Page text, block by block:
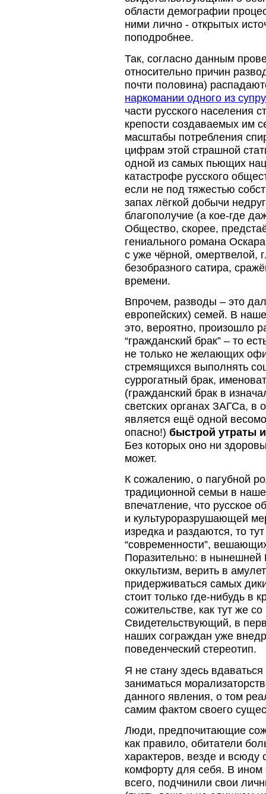
области демографии
ними лично - открытых
поподробнее.
Так, согласно данным
относительно причин
почти половина)
наркомании одного из
части русского населения
крепости создаваемых им
масштабы потребления
цифрам этой страшной
одной из самых пьющих
катастрофе русского
если не под тяжестью
запах лёгкой добычи
благополучие (а кое-где
Общество, скорее,
гениального романа
с уже чёрной, омертвелой,
безобразного сатира,
времени.
Впрочем, разводы – это
европейских) семей. В
это, вероятно, произошло
“гражданский брак” – то
не только не желающих
стремящихся выполнять
суррогатный брак,
(гражданский брак в
светских органах ЗАГСа, в
является ещё одной
опасно!) быстрой утраты
Без которых оно ни
может.
К сожалению, о пагубной
традиционной семьи в
впечатление, что русское
и культуроразрушающей
изредка и раздаются, то
“современности”,
Поразительно: в нынешней
оккультизм, верить в
придерживаться самых
стоит только где-нибудь в
сожительстве, как тут же
Свидетельствующий, в
наших сограждан уже
поведенческий стереотип.
Я не стану здесь
заниматься
данного явления, о том
самим фактом своего
Люди, предпочитающие
как правило, обитатели
характеров, везде и
комфорту для себя. В ином
всего, подчинили свои